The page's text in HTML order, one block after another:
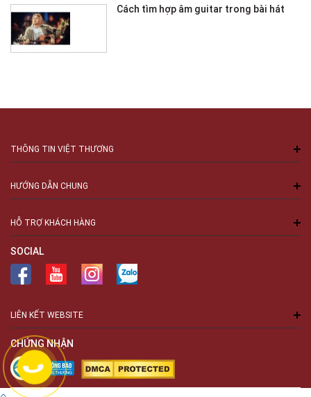
Cách tìm hợp âm guitar trong bài hát
THÔNG TIN VIỆT THƯƠNG
HƯỚNG DẪN CHUNG
HỖ TRỢ KHÁCH HÀNG
SOCIAL
LIÊN KẾT WEBSITE
CHỨNG NHẬN